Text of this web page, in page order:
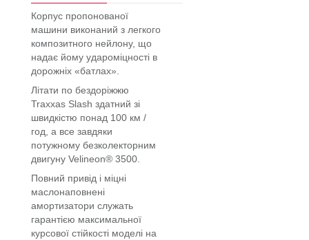
Корпус пропонованої
машини виконаний з легкого
композитного нейлону, що
надає йому удароміцності в
дорожніх «батлах».
Літати по бездоріжжю
Traxxas Slash здатний зі
швидкістю понад 100 км /
год, а все завдяки
потужному безколекторним
двигуну Velineon® 3500.
Повний привід і міцні
маслонаповнені
амортизатори служать
гарантією максимальної
курсової стійкості моделі на